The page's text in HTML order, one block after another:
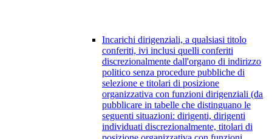
Incarichi dirigenziali, a qualsiasi titolo
conferiti, ivi inclusi quelli conferiti
discrezionalmente dall'organo di indirizzo
politico senza procedure pubbliche di
selezione e titolari di posizione
organizzativa con funzioni dirigenziali (da
pubblicare in tabelle che distinguano le
seguenti situazioni: dirigenti, dirigenti
individuati discrezionalmente, titolari di